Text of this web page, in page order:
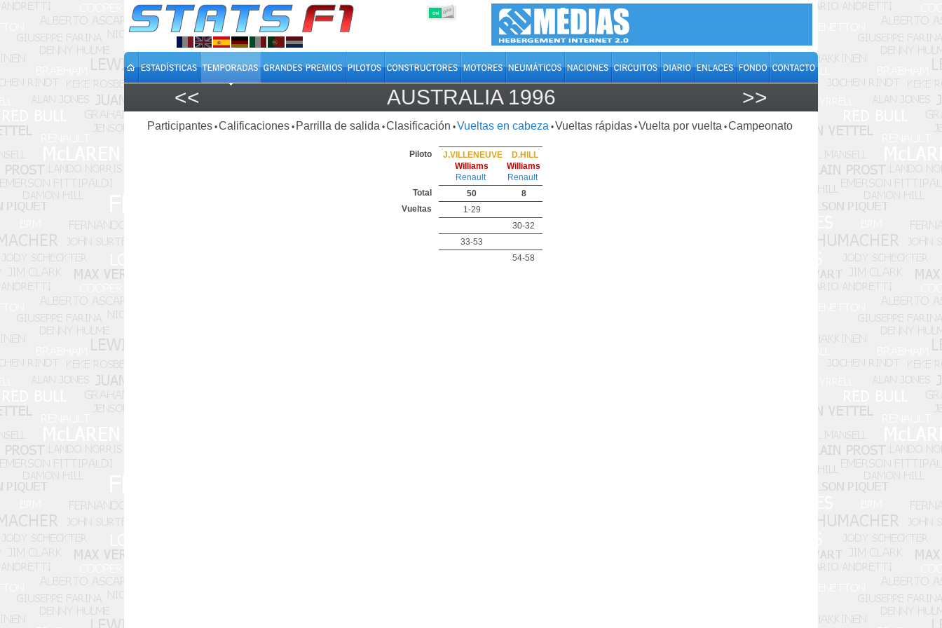
ON OFF
<< AUSTRALIA 1996 >>
Participantes •Calificaciones • Parrilla de salida •Clasificación •Vueltas en cabeza •Vueltas rápidas •Vuelta por vuelta •Campeonato
Piloto
J.VILLENEUVE
Williams
Renault
D.HILL
Williams
Renault
Total
50
8
Vueltas
1-29
30-32
33-53
54-58